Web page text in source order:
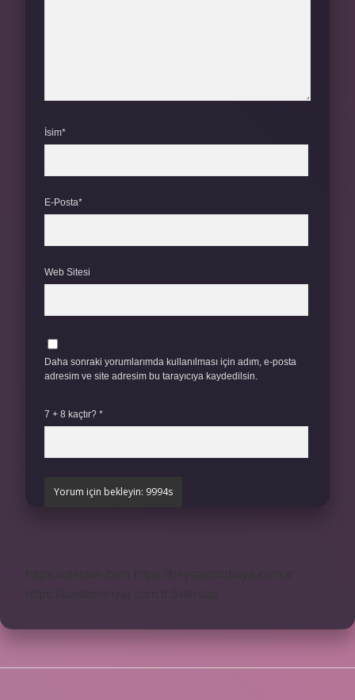
İsim*
E-Posta*
Web Sitesi
Daha sonraki yorumlarımda kullanılması için adım, e-posta
adresim ve site adresim bu tarayıcıya kaydedilsin.
7 + 8 kaçtır? *